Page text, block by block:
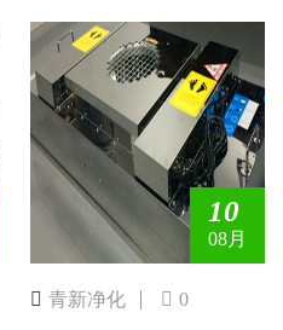
10
08月
青新净化 0